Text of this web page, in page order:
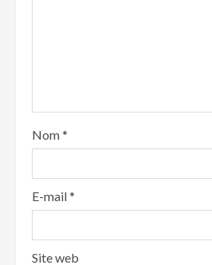
Nom*
E-mail*
Site web